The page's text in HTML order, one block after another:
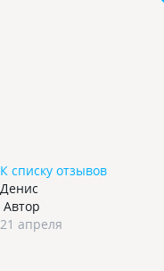
К списку отзывов
Денис
Автор
21 апреля